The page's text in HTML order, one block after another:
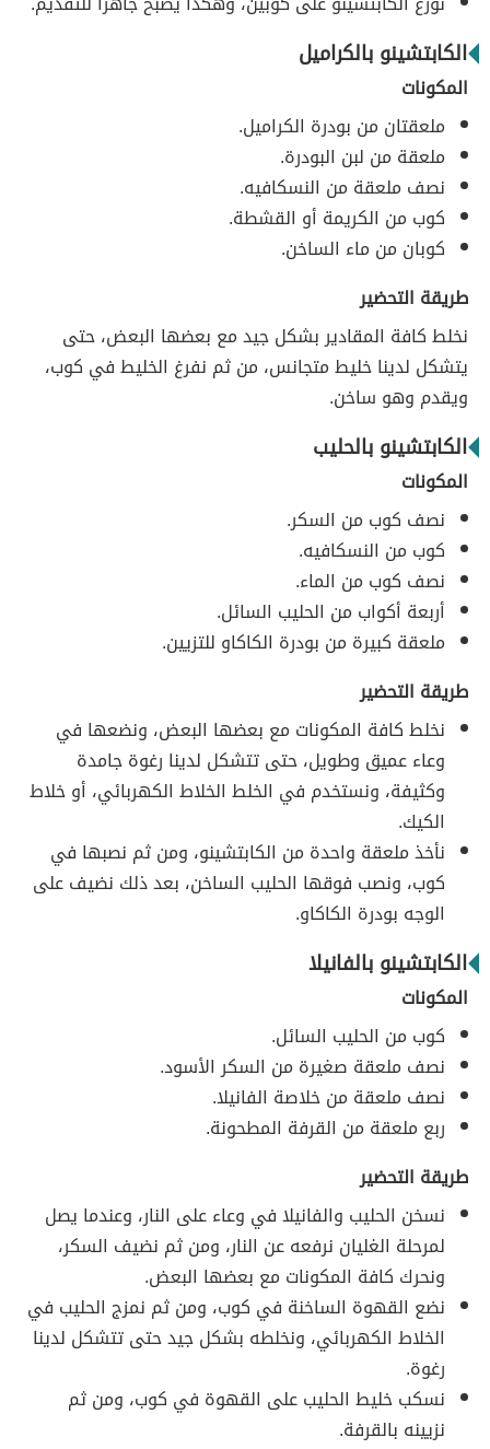
الكابتشينو بالكراميل
المكونات
ملعقتان من بودرة الكراميل.
ملعقة من لبن البودرة.
نصف ملعقة من النسكافيه.
كوب من الكريمة أو القشطة.
كوبان من ماء الساخن.
طريقة التحضير
نخلط كافة المقادير بشكل جيد مع بعضها البعض، حتى
يتشكل لدينا خليط متجانس، من ثم نفرغ الخليط في كوب،
ويقدم وهو ساخن.
الكابتشينو بالحليب
المكونات
نصف كوب من السكر.
كوب من النسكافيه.
نصف كوب من الماء.
أربعة أكواب من الحليب السائل.
ملعقة كبيرة من بودرة الكاكاو للتزيين.
طريقة التحضير
نخلط كافة المكونات مع بعضها البعض، ونضعها في
وعاء عميق وطويل، حتى تتشكل لدينا رغوة جامدة
وكثيفة، ونستخدم في الخلط الخلاط الكهربائي، أو خلاط
الكيك.
نأخذ ملعقة واحدة من الكابتشينو، ومن ثم نصبها في
كوب، ونصب فوقها الحليب الساخن، بعد ذلك نضيف على
الوجه بودرة الكاكاو.
الكابتشينو بالفانيلا
المكونات
كوب من الحليب السائل.
نصف ملعقة صغيرة من السكر الأسود.
نصف ملعقة من خلاصة الفانيلا.
ربع ملعقة من القرفة المطحونة.
طريقة التحضير
نسخن الحليب والفانيلا في وعاء على النار، وعندما يصل
لمرحلة الغليان نرفعه عن النار، ومن ثم نضيف السكر،
ونحرك كافة المكونات مع بعضها البعض.
نضع القهوة الساخنة في كوب، ومن ثم نمزج الحليب في
الخلاط الكهربائي، ونخلطه بشكل جيد حتى تتشكل لدينا
رغوة.
نسكب خليط الحليب على القهوة في كوب، ومن ثم
نزيينه بالقرفة.